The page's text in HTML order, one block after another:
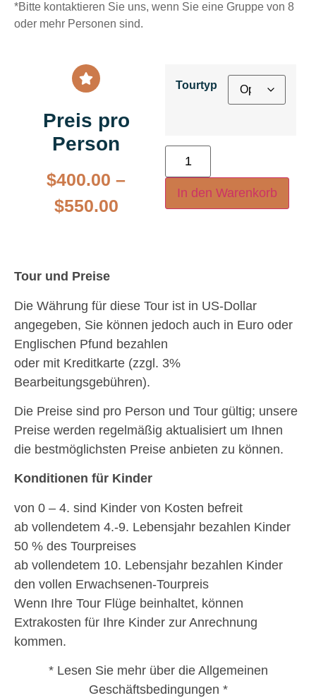
*Bitte kontaktieren Sie uns, wenn Sie eine Gruppe von 8
oder mehr Personen sind.
Preis pro
Person
$400.00 –
$550.00
Tourtyp
In den Warenkorb
Tour und Preise
Die Währung für diese Tour ist in US-Dollar
angegeben, Sie können jedoch auch in Euro oder
Englischen Pfund bezahlen
oder mit Kreditkarte (zzgl. 3%
Bearbeitungsgebühren).
Die Preise sind pro Person und Tour gültig; unsere
Preise werden regelmäßig aktualisiert um Ihnen
die bestmöglichsten Preise anbieten zu können.
Konditionen für Kinder
von 0 – 4. sind Kinder von Kosten befreit
ab vollendetem 4.-9. Lebensjahr bezahlen Kinder
50 % des Tourpreises
ab vollendetem 10. Lebensjahr bezahlen Kinder
den vollen Erwachsenen-Tourpreis
Wenn Ihre Tour Flüge beinhaltet, können
Extrakosten für Ihre Kinder zur Anrechnung
kommen.
* Lesen Sie mehr über die Allgemeinen
Geschäftsbedingungen *